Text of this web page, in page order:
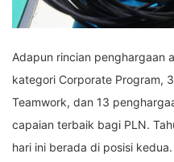
Adapun rincian penghargaan
kategori Corporate Program,
Teamwork, dan 13
capaian terbaik bagi PLN.
hari ini berada di posisi